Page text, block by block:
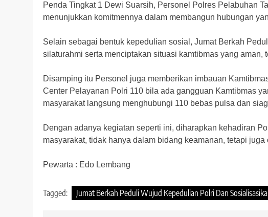
Penda Tingkat 1 Dewi Suarsih, Personel Polres Pelabuhan
menunjukkan komitmennya dalam membangun hubungan
Selain sebagai bentuk kepedulian sosial, Jumat Berkah
silaturahmi serta menciptakan situasi kamtibmas yang aman,
Disamping itu Personel juga memberikan imbauan
Center Pelayanan Polri 110 bila ada gangguan Kamtibmas
masyarakat langsung menghubungi 110 bebas pulsa dan
Dengan adanya kegiatan seperti ini, diharapkan kehadiran
masyarakat, tidak hanya dalam bidang keamanan, tetapi
Pewarta : Edo Lembang
Tagged: Jumat Berkah Peduli Wujud Kepedulian Polri Dan